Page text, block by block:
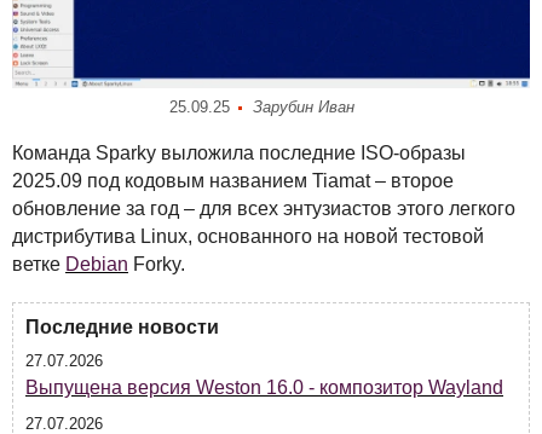
25.09.25 Зарубин Иван
Команда Sparky выложила последние ISO-образы
2025.09 под кодовым названием Tiamat – второе
обновление за год – для всех энтузиастов этого легкого
дистрибутива Linux, основанного на новой тестовой
ветке Debian Forky.
Последние новости
27.07.2026
Выпущена версия Weston 16.0 - композитор Wayland
27.07.2026